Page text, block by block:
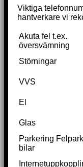
Viktiga
hantverkare vi
Akuta fel t.ex.
översvämning
Störningar
VVS
El
Glas
Parkering
bilar